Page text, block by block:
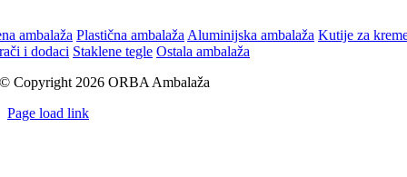
ambalaža Plastična ambalaža Aluminijska ambalaža Kutije za
i dodaci Staklene tegle Ostala ambalaža
© Copyright 2026 ORBA Ambalaža
Page load link